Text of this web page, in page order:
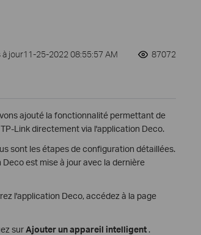
à jour11-25-2022 08:55:57 AM 87072
ajouté la fonctionnalité permettant de
Link directement via l'application Deco.
sont les étapes de configuration détaillées.
est mise à jour avec la dernière
l'application Deco, accédez à la page
surAjouter un appareil intelligent.